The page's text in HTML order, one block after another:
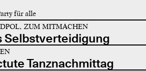
für alle
ZUM MITMACHEN
Selbstverteidigung
Tanznachmittag